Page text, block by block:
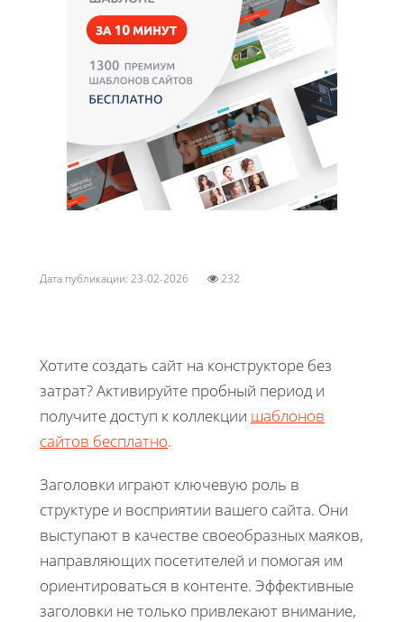
Дата публикации: 23-02-2026 232
Хотите создать сайт на конструкторе без
затрат? Активируйте пробный период и
получите доступ к коллекции шаблонов
сайтов бесплатно.
Заголовки играют ключевую роль в
структуре и восприятии вашего сайта. Они
выступают в качестве своеобразных маяков,
направляющих посетителей и помогая им
ориентироваться в контенте. Эффективные
заголовки не только привлекают внимание,